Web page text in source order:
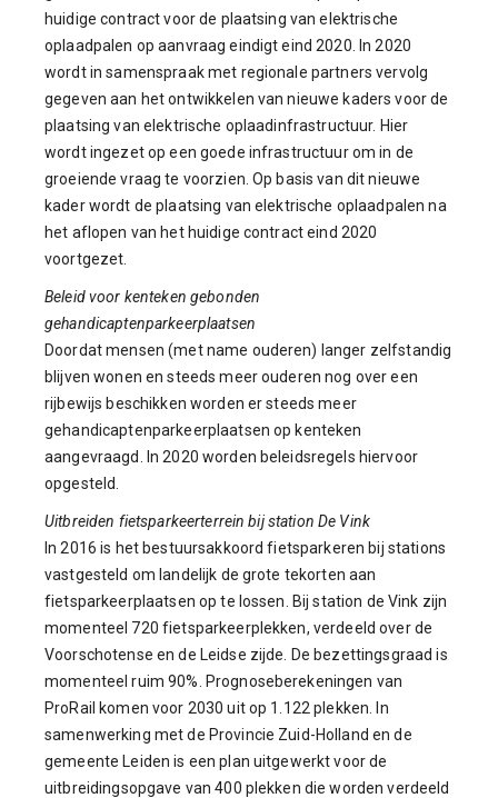
huidige contract voor de plaatsing van elektrische
oplaadpalen op aanvraag eindigt eind 2020. In 2020
wordt in samenspraak met regionale partners vervolg
gegeven aan het ontwikkelen van nieuwe kaders voor de
plaatsing van elektrische oplaadinfrastructuur. Hier
wordt ingezet op een goede infrastructuur om in de
groeiende vraag te voorzien. Op basis van dit nieuwe
kader wordt de plaatsing van elektrische oplaadpalen na
het aflopen van het huidige contract eind 2020
voortgezet.
Beleid voor kenteken gebonden
gehandicaptenparkeerplaatsen
Doordat mensen (met name ouderen) langer zelfstandig
blijven wonen en steeds meer ouderen nog over een
rijbewijs beschikken worden er steeds meer
gehandicaptenparkeerplaatsen op kenteken
aangevraagd. In 2020 worden beleidsregels hiervoor
opgesteld.
Uitbreiden fietsparkeerterrein bij station De Vink
In 2016 is het bestuursakkoord fietsparkeren bij stations
vastgesteld om landelijk de grote tekorten aan
fietsparkeerplaatsen op te lossen. Bij station de Vink zijn
momenteel 720 fietsparkeerplekken, verdeeld over de
Voorschotense en de Leidse zijde. De bezettingsgraad is
momenteel ruim 90%. Prognoseberekeningen van
ProRail komen voor 2030 uit op 1.122 plekken. In
samenwerking met de Provincie Zuid-Holland en de
gemeente Leiden is een plan uitgewerkt voor de
uitbreidingsopgave van 400 plekken die worden verdeeld